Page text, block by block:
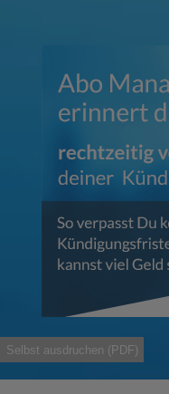
Selbst ausdruchen (PDF)